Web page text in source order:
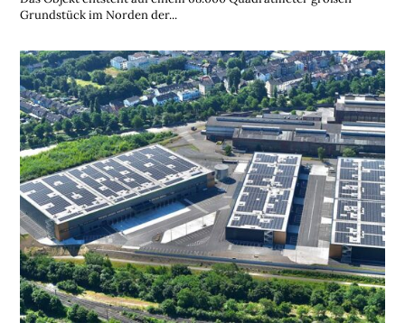
Grundstück im Norden der...